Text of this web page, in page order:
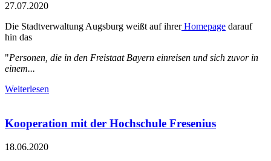
27.07.2020
Die Stadtverwaltung Augsburg weißt auf ihrerHomepage darauf
hin das
"Personen, die in den Freistaat Bayern einreisen und sich zuvor in
einem...
Weiterlesen
Kooperation mit der Hochschule Fresenius
18.06.2020